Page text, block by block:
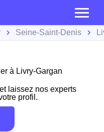
Seine-Saint-Denis
à Livry-Gargan
laissez nos experts
profil.